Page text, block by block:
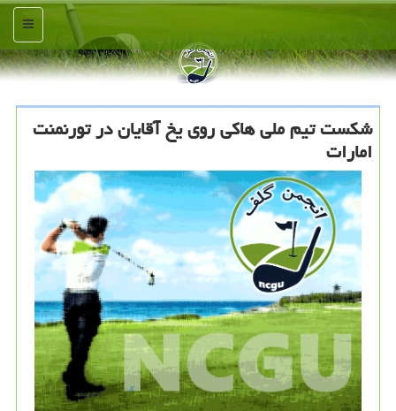
منو
شکست تیم ملی هاکی روی یخ آقایان در تورنمنت
امارات